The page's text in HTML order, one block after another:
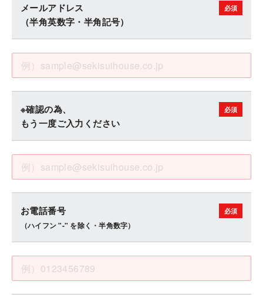
メールアドレス
（半角英数字・半角記号）
※確認の為、
もう一度ご入力ください
お電話番号
（ハイフン "-" を除く・半角数字）